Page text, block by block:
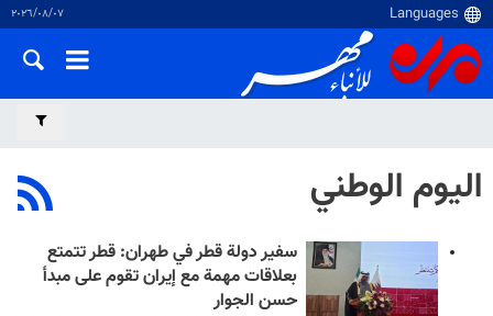
٠٧‏/٠٨‏/٢٠٢٦
اليوم الوطني
سفير دولة قطر في طهران: قطر تتمتع
بعلاقات مهمة مع إيران تقوم على مبدأ
حسن الجوار